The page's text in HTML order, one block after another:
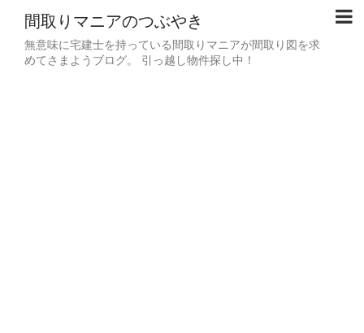
間取りマニアのつぶやき
無意味に宅建士を持っている間取りマニアが間取り図を求
めてさまようブログ。 引っ越し物件探し中！